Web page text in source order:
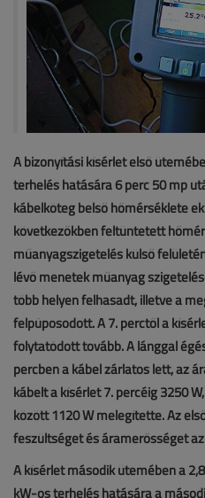
A bizonyítási kísérlet első
terhelés hatására 6 perc 50 mp
kábelköteg belső hőmérséklete
következőkben feltüntetett
műanyagszigetelés külső
lévő menetek műanyag
több helyen felhasadt, illetve a
felpúposodott. A 7. perctől a
folytatódott tovább. A lánggal
percben a kábel zárlatos lett, az
kábelt a kísérlet 7. percéig 3250
között 1120 W melegítette. Az
feszültséget és áramerősséget
A kísérlet második ütemében a
kW-os terhelés hatására a